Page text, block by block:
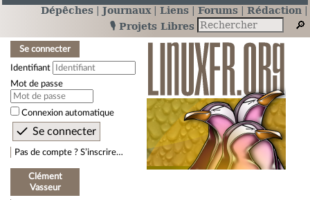
Dépêches Journaux Liens Forums
Rédaction
🎙️ Projets Libres
Se connecter
Identifiant
Mot de passe
Connexion automatique
Pas de compte ? S’inscrire…
Clément
Vasseur